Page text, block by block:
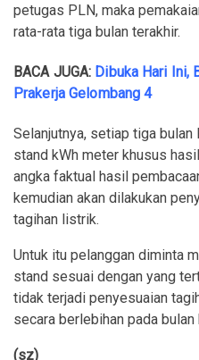
petugas PLN, maka
rata-rata tiga bulan terakhir.
BACA JUGA: Dibuka Hari Ini,
Prakerja Gelombang 4
Selanjutnya, setiap tiga
stand kWh meter khusus
angka faktual hasil
kemudian akan dilakukan
tagihan listrik.
Untuk itu pelanggan diminta
stand sesuai dengan yang
tidak terjadi penyesuaian
secara berlebihan pada bulan
(sz)